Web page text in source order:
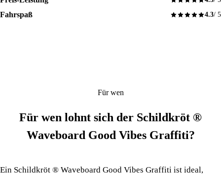
Fahrspaß 4.3/ 5
Für wen
Für wen lohnt sich der Schildkröt ®
Waveboard Good Vibes Graffiti?
Ein Schildkröt ® Waveboard Good Vibes Graffiti ist ideal,